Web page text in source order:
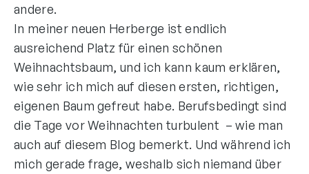
andere.
In meiner neuen Herberge ist endlich
ausreichend Platz für einen schönen
Weihnachtsbaum, und ich kann kaum erklären,
wie sehr ich mich auf diesen ersten, richtigen,
eigenen Baum gefreut habe. Berufsbedingt sind
die Tage vor Weihnachten turbulent – wie man
auch auf diesem Blog bemerkt. Und während ich
mich gerade frage, weshalb sich niemand über